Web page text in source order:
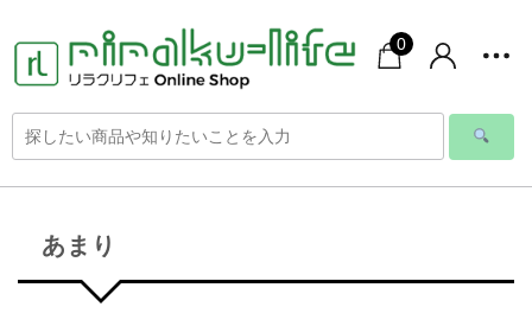
0
あまり